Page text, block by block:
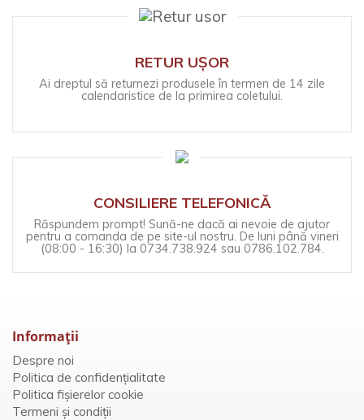
RETUR UȘOR
Ai dreptul să returnezi produsele în termen de 14 zile
calendaristice de la primirea coletului.
CONSILIERE TELEFONICĂ
Răspundem prompt! Sună-ne dacă ai nevoie de ajutor
pentru a comanda de pe site-ul nostru. De luni până vineri
(08:00 - 16:30) la 0734.738.924 sau 0786.102.784.
Informaţii
Despre noi
Politica de confidențialitate
Politica fișierelor cookie
Termeni și condiții